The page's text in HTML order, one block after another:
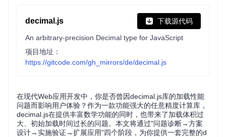
decimal.js 下载源代码
An arbitrary-precision Decimal type for JavaScript
项目地址：
https://gitcode.com/gh_mirrors/de/decimal.js
在现代Web应用开发中，你是否曾因decimal.js库的加载性能
问题而影响用户体验？作为一款功能强大的任意精度计算库，
decimal.js在提供丰富数学功能的同时，也带来了加载体积过
大、初始加载时间过长的问题。本文将通过"问题诊断→方案
设计→实施验证→扩展应用"四个阶段，为你提供一套完整的d